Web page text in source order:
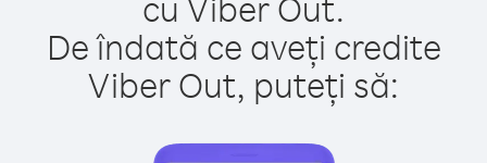
De îndată ce aveți credite
Viber Out, puteți să: